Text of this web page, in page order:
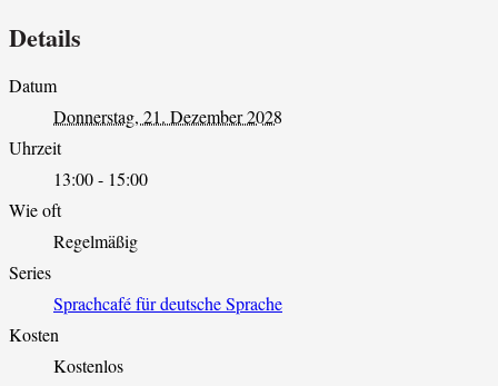
Details
Datum
Donnerstag, 21. Dezember 2028
Uhrzeit
13:00 - 15:00
Wie oft
Regelmäßig
Series
Sprachcafé für deutsche Sprache
Kosten
Kostenlos